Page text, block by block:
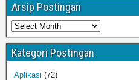
Arsip Postingan
Kategori Postingan
Aplikasi (72)